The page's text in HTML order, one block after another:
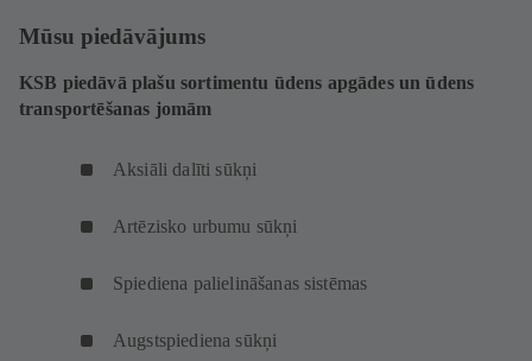
Mūsu piedāvājums
KSB piedāvā plašu sortimentu ūdens apgādes un ūdens
transportēšanas jomām
Aksiāli dalīti sūkņi
Artēzisko urbumu sūkņi
Spiediena palielināšanas sistēmas
Augstspiediena sūkņi